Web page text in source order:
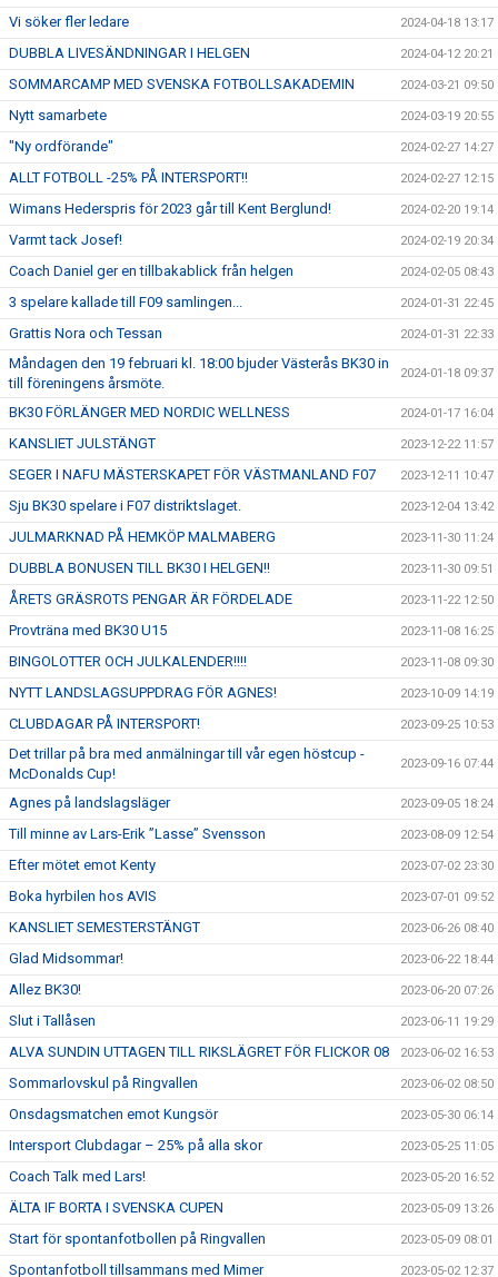
Vi söker fler ledare 2024-04-18 13:17
DUBBLA LIVESÄNDNINGAR I HELGEN 2024-04-12 20:21
SOMMARCAMP MED SVENSKA FOTBOLLSAKADEMIN 2024-03-21 09:50
Nytt samarbete 2024-03-19 20:55
"Ny ordförande" 2024-02-27 14:27
ALLT FOTBOLL -25% PÅ INTERSPORT!! 2024-02-27 12:15
Wimans Hederspris för 2023 går till Kent Berglund! 2024-02-20 19:14
Varmt tack Josef! 2024-02-19 20:34
Coach Daniel ger en tillbakablick från helgen 2024-02-05 08:43
3 spelare kallade till F09 samlingen... 2024-01-31 22:45
Grattis Nora och Tessan 2024-01-31 22:33
Måndagen den 19 februari kl. 18:00 bjuder Västerås BK30 in
till föreningens årsmöte.
2024-01-18 09:37
BK30 FÖRLÄNGER MED NORDIC WELLNESS 2024-01-17 16:04
KANSLIET JULSTÄNGT 2023-12-22 11:57
SEGER I NAFU MÄSTERSKAPET FÖR VÄSTMANLAND F07 2023-12-11 10:47
Sju BK30 spelare i F07 distriktslaget. 2023-12-04 13:42
JULMARKNAD PÅ HEMKÖP MALMABERG 2023-11-30 11:24
DUBBLA BONUSEN TILL BK30 I HELGEN!! 2023-11-30 09:51
ÅRETS GRÄSROTS PENGAR ÄR FÖRDELADE 2023-11-22 12:50
Provträna med BK30 U15 2023-11-08 16:25
BINGOLOTTER OCH JULKALENDER!!!! 2023-11-08 09:30
NYTT LANDSLAGSUPPDRAG FÖR AGNES! 2023-10-09 14:19
CLUBDAGAR PÅ INTERSPORT! 2023-09-25 10:53
Det trillar på bra med anmälningar till vår egen höstcup -
McDonalds Cup!
2023-09-16 07:44
Agnes på landslagsläger 2023-09-05 18:24
Till minne av Lars-Erik ”Lasse” Svensson 2023-08-09 12:54
Efter mötet emot Kenty 2023-07-02 23:30
Boka hyrbilen hos AVIS 2023-07-01 09:52
KANSLIET SEMESTERSTÄNGT 2023-06-26 08:40
Glad Midsommar! 2023-06-22 18:44
Allez BK30! 2023-06-20 07:26
Slut i Tallåsen 2023-06-11 19:29
ALVA SUNDIN UTTAGEN TILL RIKSLÄGRET FÖR FLICKOR 08 2023-06-02 16:53
Sommarlovskul på Ringvallen 2023-06-02 08:50
Onsdagsmatchen emot Kungsör 2023-05-30 06:14
Intersport Clubdagar – 25% på alla skor 2023-05-25 11:05
Coach Talk med Lars! 2023-05-20 16:52
ÄLTA IF BORTA I SVENSKA CUPEN 2023-05-09 13:26
Start för spontanfotbollen på Ringvallen 2023-05-09 08:01
Spontanfotboll tillsammans med Mimer 2023-05-02 12:37